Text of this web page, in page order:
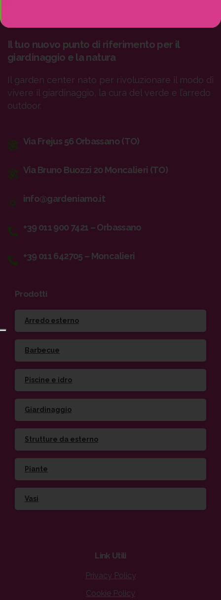
Il tuo nuovo punto di riferimento per il
giardinaggio e la natura
Il garden center nato per rivoluzionare il modo di
vivere il giardinaggio, la cura del verde e l’arredo
outdoor.
Via Frejus 56 Orbassano (TO)
Via Bruno Buozzi 20 Moncalieri (TO)
info@gardeniamo.it
+39 011 900 7421 – Orbassano
+39 011 642705 – Moncalieri
Prodotti
Arredo esterno
Barbecue
Piscine e idro
Giardinaggio
Strutture da esterno
Piante
Vasi
Link Utili
Privacy Policy
Cookie Policy